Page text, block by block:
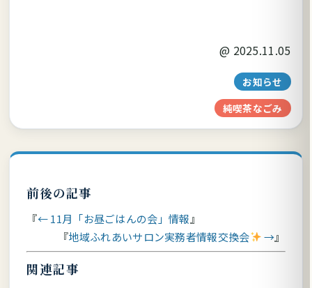
@ 2025.11.05
お知らせ
純喫茶なごみ
前後の記事
← 11月「お昼ごはんの会」情報
地域ふれあいサロン実務者情報交換会
→
関連記事